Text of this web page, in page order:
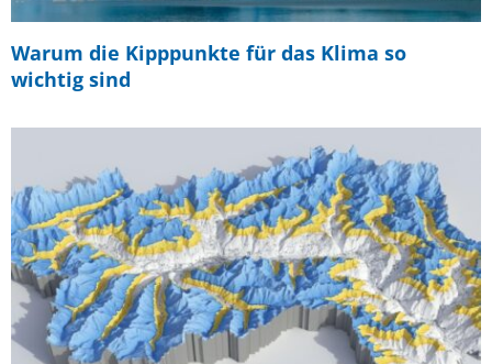
Warum die Kipppunkte für das Klima so
wichtig sind